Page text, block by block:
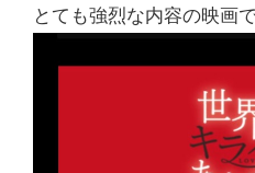
とても強烈な内容の映画